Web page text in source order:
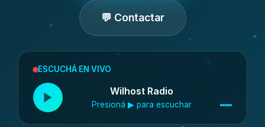
💬 Contactar
ESCUCHÁ EN VIVO
Wilhost Radio
Presioná ▶ para escuchar